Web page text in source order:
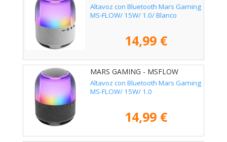
Altavoz con Bluetooth Mars Gaming
MS-FLOW/ 15W/ 1.0/ Blanco
14,99 €
MARS GAMING - MSFLOW
Altavoz con Bluetooth Mars Gaming
MS-FLOW/ 15W/ 1.0
14,99 €